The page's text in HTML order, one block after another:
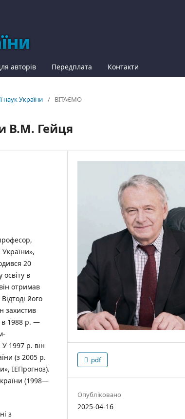
авторів Передплата Контакти
наук України / ВІТАЄМО
В.М. Гейця
20
в
отримав
його
захистив
в 1988 р. —
1997 р. він
(з 2005 р.
ІЕПрогноз).
(1998—
з
pdf
Опубліковано
2025-04-16